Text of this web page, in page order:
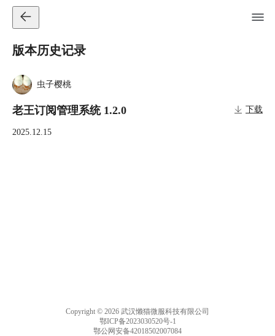
版本历史记录
虫子樱桃
老王订阅管理系统 1.2.0 下载
2025.12.15
Copyright © 2026 武汉懒猫微服科技有限公司
鄂ICP备2023030520号-1
鄂公网安备42018502007084